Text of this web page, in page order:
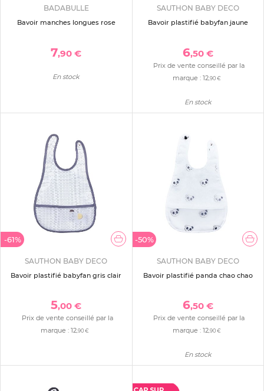
BADABULLE
Bavoir manches longues rose
7,90 €
En stock
SAUTHON BABY DECO
Bavoir plastifié babyfan jaune
6,50 €
Prix de vente conseillé par la
marque : 12,90 €
En stock
-61%
SAUTHON BABY DECO
Bavoir plastifié babyfan gris clair
5,00 €
Prix de vente conseillé par la
marque :12,90 €
-50%
SAUTHON BABY DECO
Bavoir plastifié panda chao chao
6,50 €
Prix de vente conseillé par la
marque : 12,90 €
En stock